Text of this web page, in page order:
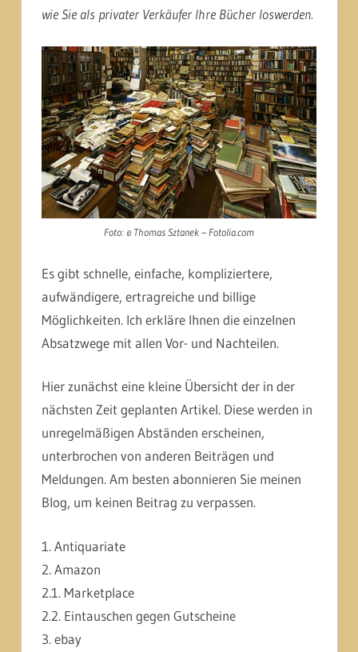
wie Sie als privater Verkäufer Ihre Bücher loswerden.
Foto: © Thomas Sztanek – Fotolia.com
Es gibt schnelle, einfache, kompliziertere,
aufwändigere, ertragreiche und billige
Möglichkeiten. Ich erkläre Ihnen die einzelnen
Absatzwege mit allen Vor- und Nachteilen.
Hier zunächst eine kleine Übersicht der in der
nächsten Zeit geplanten Artikel. Diese werden in
unregelmäßigen Abständen erscheinen,
unterbrochen von anderen Beiträgen und
Meldungen. Am besten abonnieren Sie meinen
Blog, um keinen Beitrag zu verpassen.
1. Antiquariate
2. Amazon
2.1. Marketplace
2.2. Eintauschen gegen Gutscheine
3. ebay